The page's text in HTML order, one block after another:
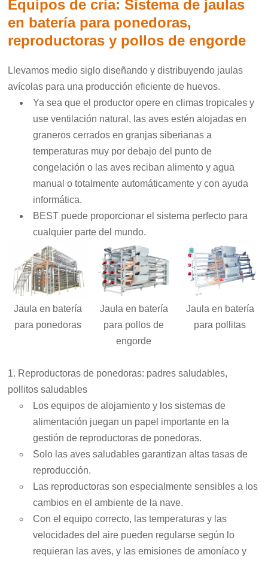
Equipos de cría: Sistema de jaulas
en batería para ponedoras,
reproductoras y pollos de engorde
Llevamos medio siglo diseñando y distribuyendo jaulas
avícolas para una producción eficiente de huevos.
Ya sea que el productor opere en climas tropicales y
use ventilación natural, las aves estén alojadas en
graneros cerrados en granjas siberianas a
temperaturas muy por debajo del punto de
congelación o las aves reciban alimento y agua
manual o totalmente automáticamente y con ayuda
informática.
BEST puede proporcionar el sistema perfecto para
cualquier parte del mundo.
Jaula en batería
para ponedoras
Jaula en batería
para pollos de
engorde
Jaula en batería
para pollitas
1. Reproductoras de ponedoras: padres saludables,
pollitos saludables
Los equipos de alojamiento y los sistemas de
alimentación juegan un papel importante en la
gestión de reproductoras de ponedoras.
Solo las aves saludables garantizan altas tasas de
reproducción.
Las reproductoras son especialmente sensibles a los
cambios en el ambiente de la nave.
Con el equipo correcto, las temperaturas y las
velocidades del aire pueden regularse según lo
requieran las aves, y las emisiones de amoníaco y